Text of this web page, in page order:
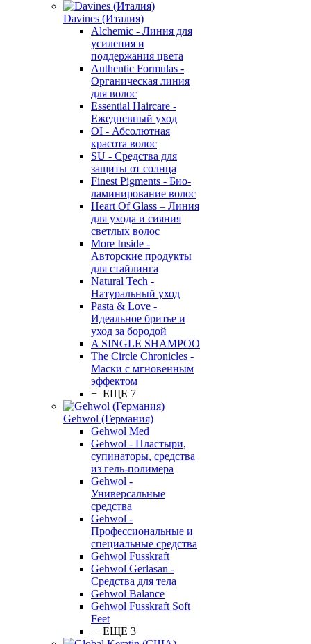
Davines (Италия)
Alchemic - Линия для
усиления и
поддержания цвета
Authentic Formulas -
Органическая линия
для волос
Essential Haircare -
Eжедневный уход
OI - Абсолютная
красота волос
SU - Средства для
защиты от солнца
Finest Pigments - Био-
ламинирование волос
Heart Of Glass – Линия
для ухода и сияния
светлых волос
More Inside -
Авторские продукты
для стайлинга
Natural Tech -
Натуральный уход
Pasta & Love -
Идеальное бритье и
уход за бородой
A SINGLE SHAMPOO
The Circle Chronicles -
Маски с мгновенным
эффектом
+ ЕЩЕ 7
Gehwol (Германия)
Gehwol Med
Gehwol - Пластыри,
супинаторы, средства
из гель-полимера
Gehwol -
Универсальные
средства
Gehwol -
Профессиональные и
специальные средства
Gehwol Fusskraft
Gehwol Gerlasan -
Средства для тела
Gehwol Balance
Gehwol Fusskraft Soft
Feet
+ ЕЩЕ 3